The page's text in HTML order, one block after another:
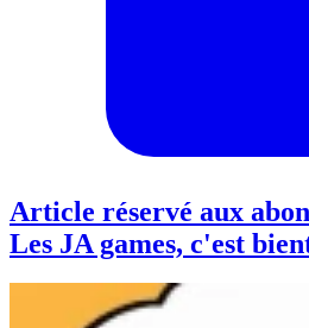
Article réservé aux
Les JA games, c'est